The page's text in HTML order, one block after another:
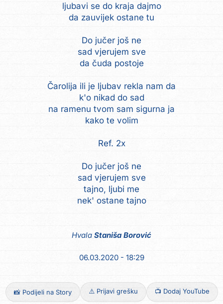
ljubavi se do kraja dajmo
da zauvijek ostane tu
Do jučer još ne
sad vjerujem sve
da čuda postoje
Čarolija ili je ljubav rekla nam da
k'o nikad do sad
na ramenu tvom sam sigurna ja
kako te volim
Ref. 2x
Do jučer još ne
sad vjerujem sve
tajno, ljubi me
nek' ostane tajno
Hvala Staniša Borović
06.03.2020 - 18:29
📸 Podijeli na Story ⚠️ Prijavi grešku 📺 Dodaj YouTube